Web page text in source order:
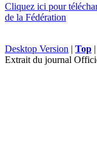
Cliquez ici pour
de la Fédération
Desktop Version | Top |
Extrait du journal